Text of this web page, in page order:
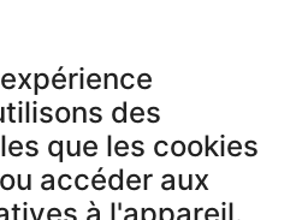
des
que les cookies
accéder aux